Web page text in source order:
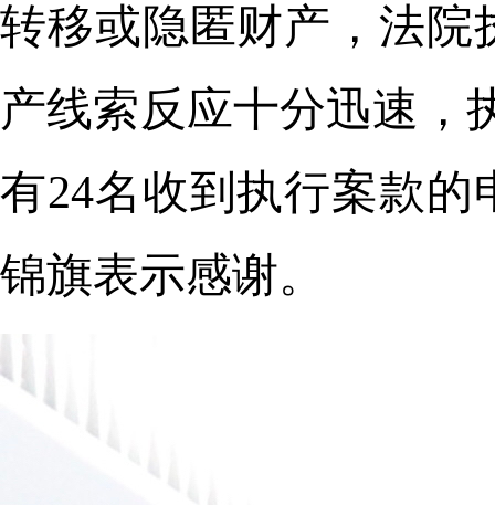
转移或隐匿财产，法院
产线索反应十分迅速，
有24名收到执行案款
锦旗表示感谢。